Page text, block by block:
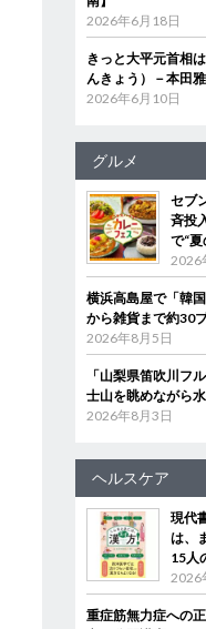
2026年6月18日
きっと大平元首相
んきょう）－本田
2026年6月10日
グルメ
セブ
斉投
で“
2026
横浜高島屋で「韓
から雑貨まで約30
2026年8月5日
「山梨県笛吹川フ
士山を眺めながら
2026年8月3日
ヘルスケア
現代
は、
15人
2026
重症筋無力症への